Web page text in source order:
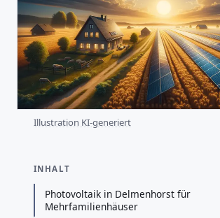
Illustration KI-generiert
INHALT
Photovoltaik in Delmenhorst für
Mehrfamilienhäuser